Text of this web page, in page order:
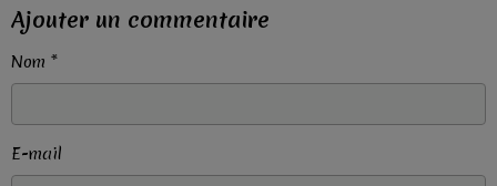
Ajouter un commentaire
Nom
E-mail